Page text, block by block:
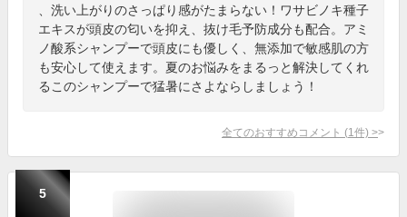
、洗い上がりのさっぱり感がたまらない！ワサビノキ種子
エキスが頭皮の匂いを抑え、抜け毛予防成分も配合。アミ
ノ酸系シャンプーで頭皮にも優しく、無添加で敏感肌の方
も安心して使えます。夏のお悩みをまるっと解決してくれ
るこのシャンプーで猛暑にさよならしましょう！
全てのおすすめコメント (1 件) >
5